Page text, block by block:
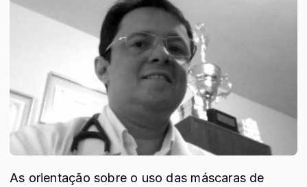
As orientação sobre o uso das máscaras de